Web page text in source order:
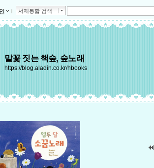
ｌ 서재통합 검색
말꽃 짓는 책숲, 숲노래
https://blog.aladin.co.kr/hbooks